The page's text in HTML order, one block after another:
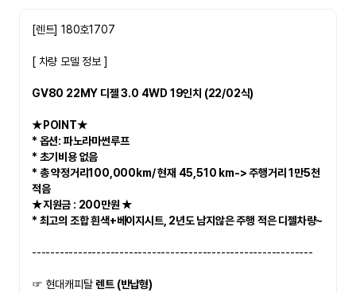
[렌트] 180호1707
[ 차량 모델 정보 ]
GV80 22MY 디젤 3.0 4WD 19인치 (22/02식)
★POINT★
* 옵션: 파노라마썬루프
* 초기비용 없음
* 총 약정거리100,000km/ 현재 45,510 km-> 주행거리 1만5천
적음
★​지원금 : 200만원 ★
* 최고의 조합 흰색+베이지시트, 2년도 남지않은 주행 적은 디젤차량~
-------------------------------------------------------------
☞ 현대캐피탈 렌트 (반납형)